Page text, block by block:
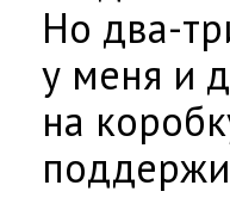
Но два-
у меня и
на